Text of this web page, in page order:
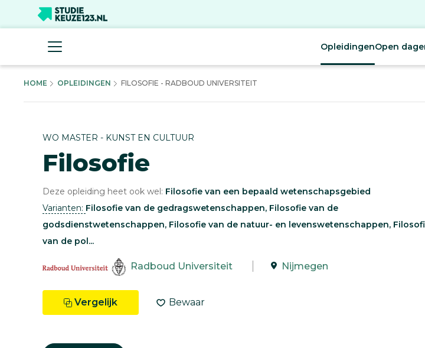
OpleidingenOpen
HOME OPLEIDINGEN FILOSOFIE - RADBOUD UNIVERSITEIT
WO MASTER - KUNST EN CULTUUR
Filosofie
Deze opleiding heet ook wel: Filosofie van een bepaald wetenschapsgebied
Varianten: Filosofie van de gedragswetenschappen, Filosofie van de
godsdienstwetenschappen, Filosofie van de natuur- en levenswetenschappen,
van de pol...
Radboud Universiteit Nijmegen
Vergelijk Bewaar